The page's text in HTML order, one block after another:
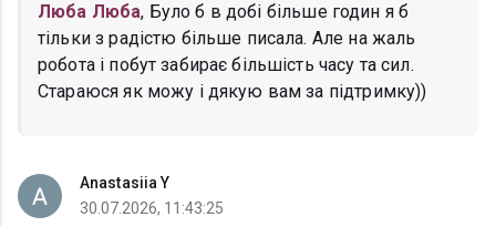
Люба Люба, Було б в добі більше годин я б
тільки з радістю більше писала. Але на жаль
робота і побут забирає більшість часу та сил.
Стараюся як можу і дякую вам за підтримку))
Anastasiia Y
30.07.2026, 11:43:25